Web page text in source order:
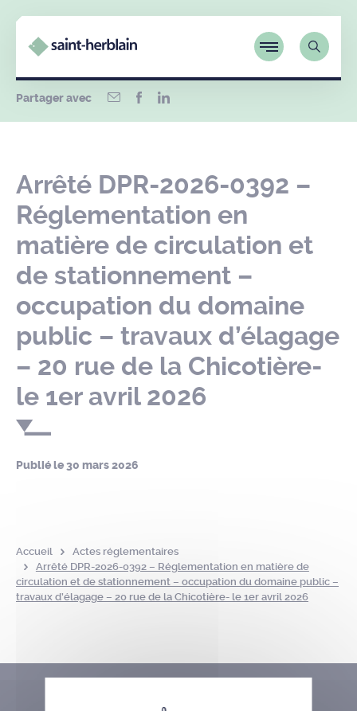
Partager avec
Arrêté DPR-2026-0392 –
Réglementation en
matière de circulation et
de stationnement –
occupation du domaine
public – travaux d’élagage
– 20 rue de la Chicotière-
le 1er avril 2026
Publié le30 mars 2026
Accueil
Actes réglementaires
Arrêté DPR-2026-0392 – Réglementation en matière de
circulation et de stationnement – occupation du domaine public –
travaux d’élagage – 20 rue de la Chicotière- le 1er avril 2026